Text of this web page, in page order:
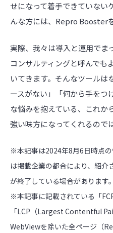
せになって着手できていない
んな方には、Repro Booster
実際、我々は導入と運用でま
コンサルティングと呼んでも
いてきます。そんなツールは
ースがない」「何から手をつ
な悩みを抱えている、これか
強い味方になってくれるので
※本記事は2024年8月6日時点
は掲載企業の都合により、紹
が終了している場合があります
※本記事に記載されている「
「LCP（Largest Contentful
WebViewを除いた全ページ（